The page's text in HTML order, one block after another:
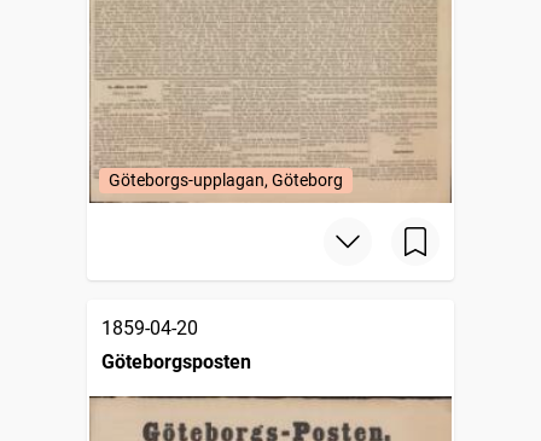
Göteborgs-upplagan, Göteborg
1859-04-20
Göteborgsposten